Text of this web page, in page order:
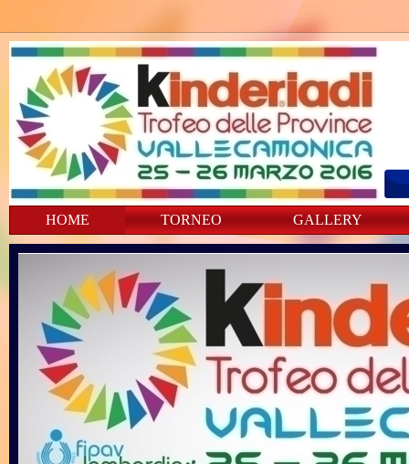
HOME TORNEO GALLERY